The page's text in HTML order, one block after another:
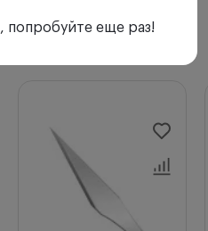
попробуйте еще раз!